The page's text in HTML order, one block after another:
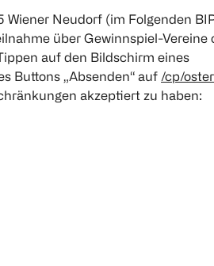
Wiener Neudorf (im Folgenden
über Gewinnspiel-Vereine
auf den Bildschirm eines
Buttons „Absenden“ auf /cp/
akzeptiert zu haben: